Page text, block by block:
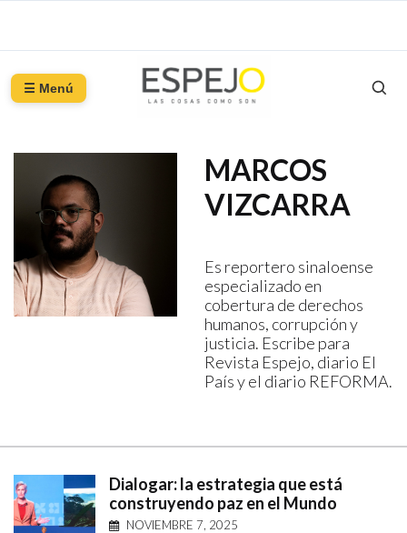
☰ Menú
MARCOS
VIZCARRA
Es reportero sinaloense
especializado en
cobertura de derechos
humanos, corrupción y
justicia. Escribe para
Revista Espejo, diario El
País y el diario REFORMA.
Dialogar: la estrategia que está
construyendo paz en el Mundo
NOVIEMBRE 7, 2025